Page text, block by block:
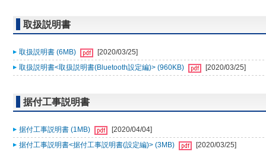
取扱説明書
取扱説明書 (6MB)
[2020/03/25]
取扱説明書<取扱説明書(Bluetooth設定編)> (960KB)
[2020/03/25]
据付工事説明書
据付工事説明書 (1MB)
[2020/04/04]
据付工事説明書<据付工事説明書(設定編)> (3MB)
[2020/03/25]